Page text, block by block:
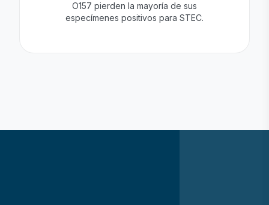
O157 pierden la mayoría de sus
especímenes positivos para STEC.